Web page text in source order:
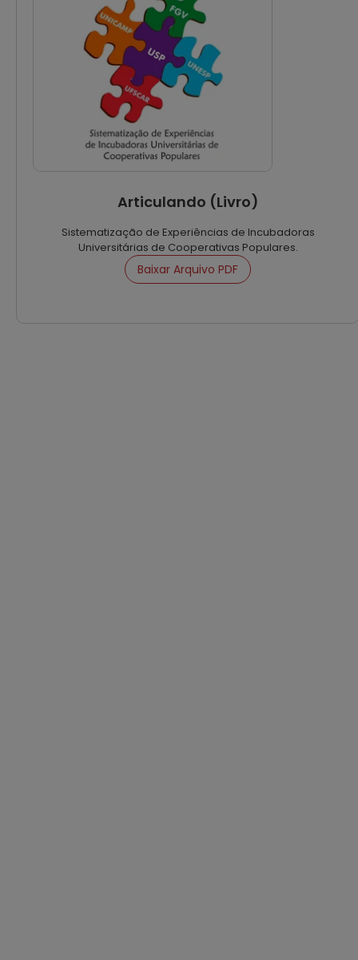
Articulando (Livro)
Sistematização de Experiências de Incubadoras
Universitárias de Cooperativas Populares.
Baixar Arquivo PDF